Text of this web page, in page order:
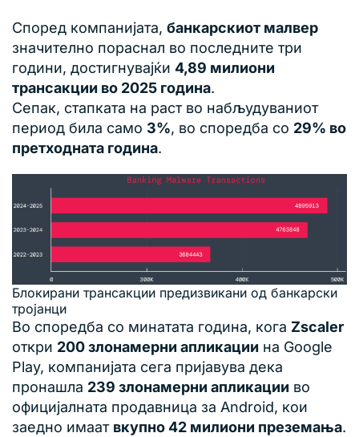
Според компанијата, банкарскиот малвер
значително пораснал во последните три
години, достигнувајќи 4,89 милиони
трансакции во 2025 година.
Сепак, стапката на раст во набљудуваниот
период била само 3%, во споредба со 29% во
претходната година.
Блокирани трансакции предизвикани од банкарски
тројанци
Во споредба со минатата година, кога Zscaler
откри 200 злонамерни апликации на Google
Play, компанијата сега пријавува дека
пронашла 239 злонамерни апликации во
официјалната продавница за Android, кои
заедно имаат вкупно 42 милиони преземања.